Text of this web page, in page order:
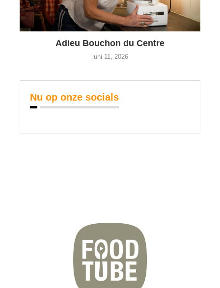
Adieu Bouchon du Centre
juni 11, 2026
Nu op onze socials